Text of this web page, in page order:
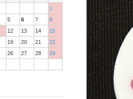
1
5 6 7
8
12 13 14
15
19 20 21
22
26 27 28
29